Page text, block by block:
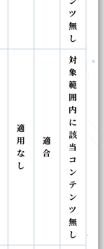
ツ
無
し
適
用
な
し
適
合
対
象
範
囲
内
に
該
当
コ
ン
テ
ン
ツ
無
し